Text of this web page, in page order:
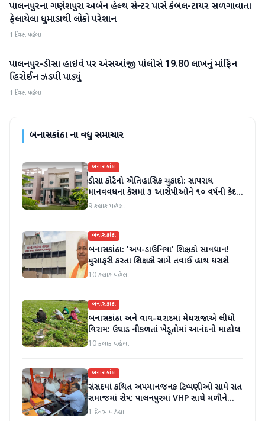
બનાસકાંઠા
પાલનપુરના ગણેશપુરા અર્બન હેલ્થ સેન્ટર પાસે કેબલ-ટાયર સળગાવાતા
ફેલાયેલા ધુમાડાથી લોકો પરેશાન
1 દિવસ પહેલા
બનાસકાંઠા
પાલનપુર-ડીસા હાઇવે પર એસઓજી પોલીસે 19.80 લાખનું મોર્ફિન
હિરોઈન ઝડપી પાડ્યું
1 દિવસ પહેલા
બનાસકાંઠાના વધુ સમાચાર
બનાસકાંઠા
ડીસા કોર્ટનો ઐતિહાસિક ચુકાદો: સાપરાધ
માનવવધના કેસમાં ૩ આરોપીઓને ૧૦ વર્ષની કેદ
અને ૬ લાખનો દંડ
9 કલાક પહેલા
બનાસકાંઠા
બનાસકાંઠા: 'અપ-ડાઉનિયા' શિક્ષકો સાવધાન!
મુસાફરી કરતા શિક્ષકો સામે તવાઈ હાથ ધરાશે
10 કલાક પહેલા
બનાસકાંઠા
બનાસકાંઠા અને વાવ-થરાદમાં મેઘરાજાએ લીધો
વિરામ: ઉઘાડ નીકળતાં ખેડૂતોમાં આનંદનો માહોલ
10 કલાક પહેલા
બનાસકાંઠા
સંસદમાં કથિત અપમાનજનક ટિપ્પણીઓ સામે સંત
સમાજમાં રોષ: પાલનપુરમાં VHP સાથે મળીને
અધિક કલેક્ટરને આવેદનપત્ર આપ્યું
1 દિવસ પહેલા